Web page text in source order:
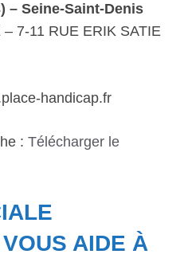
– Seine-Saint-Denis
7-11 RUE ERIK SATIE
handicap.fr
: Télécharger le
AIDE À